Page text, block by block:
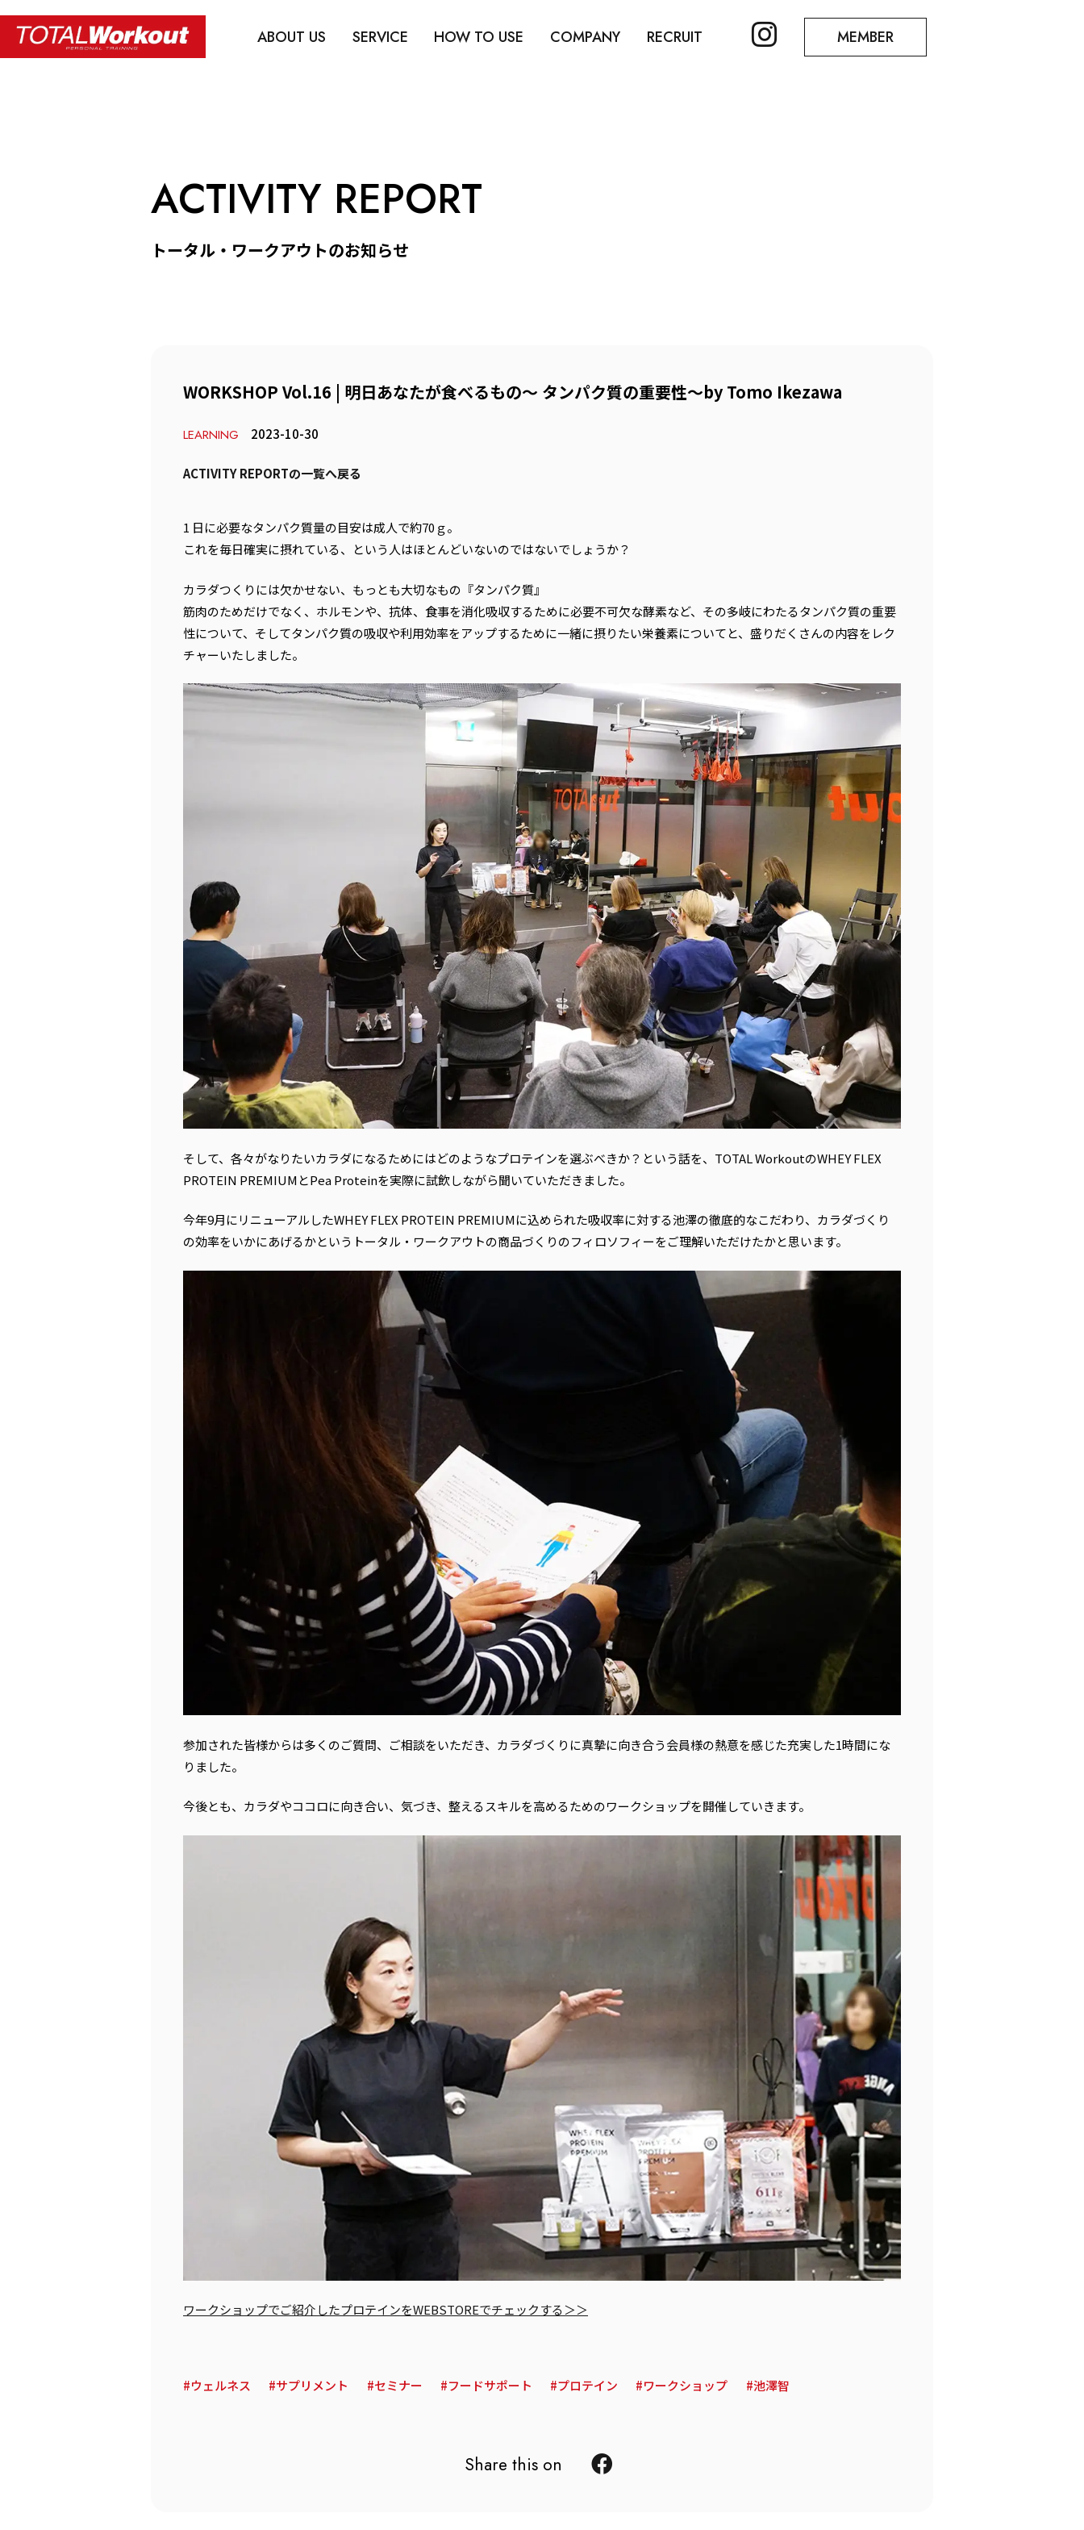
ABOUT US SERVICE HOW TO USE COMPANY RECRUIT MEMBER
ACTIVITY REPORT
トータル・ワークアウトのお知らせ
WORKSHOP Vol.16 | 明日あなたが食べるもの～ タンパク質の重要性～by Tomo Ikezawa
LEARNING 2023-10-30
ACTIVITY REPORTの一覧へ戻る
1 日に必要なタンパク質量の目安は成人で約70ｇ。
これを毎日確実に摂れている、という人はほとんどいないのではないでしょうか？
カラダつくりには欠かせない、もっとも大切なもの『タンパク質』
筋肉のためだけでなく、ホルモンや、抗体、食事を消化吸収するために必要不可欠な酵素など、その多岐にわたるタンパク質の重要
性について、そしてタンパク質の吸収や利用効率をアップするために一緒に摂りたい栄養素についてと、盛りだくさんの内容をレク
チャーいたしました。
そして、各々がなりたいカラダになるためにはどのようなプロテインを選ぶべきか？という話を、TOTAL WorkoutのWHEY FLEX
PROTEIN PREMIUMとPea Proteinを実際に試飲しながら聞いていただきました。
今年9月にリニューアルしたWHEY FLEX PROTEIN PREMIUMに込められた吸収率に対する池澤の徹底的なこだわり、カラダづくり
の効率をいかにあげるかというトータル・ワークアウトの商品づくりのフィロソフィーをご理解いただけたかと思います。
参加された皆様からは多くのご質問、ご相談をいただき、カラダづくりに真摯に向き合う会員様の熱意を感じた充実した1時間にな
りました。
今後とも、カラダやココロに向き合い、気づき、整えるスキルを高めるためのワークショップを開催していきます。
ワークショップでご紹介したプロテインをWEBSTOREでチェックする＞＞
ウェルネス サプリメント セミナー フードサポート プロテイン ワークショップ 池澤智
Share this on